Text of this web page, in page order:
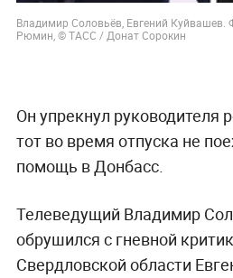
Владимир Соловьёв, Евгений
Рюмин, © ТАСС / Донат Сорокин
Он упрекнул руководителя
тот во время отпуска не
помощь в Донбасс.
Телеведущий Владимир
обрушился с гневной
Свердловской области